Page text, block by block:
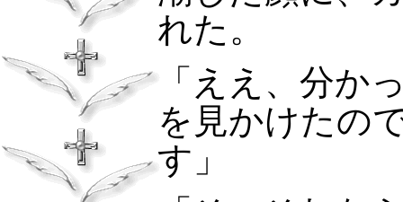
れた。
「ええ、分か
を見かけたの
す」